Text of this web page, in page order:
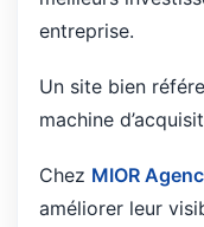
entreprise.
Un site bien
machine
Chez MIOR
améliorer leur